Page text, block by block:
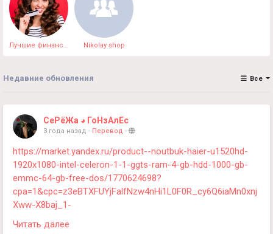
Лучшие финансовые предложения Nikolay shop
Недавние обновления Все
СеРёЖа ◕ ГоНзАлЕс
3 года назад - Перевод -
https://market.yandex.ru/product--noutbuk-haier-u1520hd-
1920x1080-intel-celeron-1-1-ggts-ram-4-gb-hdd-1000-gb-
emmc-64-gb-free-dos/1770624698?
cpa=1&cpc=z3eBTXFUYjFalfNzw4nHi1L0F0R_cy6Q6iaMn0xnj
Xww-X8baj_1-
xdDPZMiAuHtT7gPXdmw_sriEgqTs0w6jpseN8zd5PYuQ3R_A
Yd-rdvsYuX3Vl5jhWUxQXka1MQf3-
Читать далее